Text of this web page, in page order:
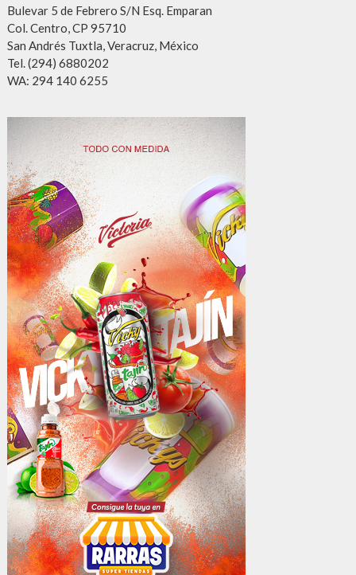
Bulevar 5 de Febrero S/N Esq. Emparan
Col. Centro, CP 95710
San Andrés Tuxtla, Veracruz, México
Tel. (294) 6880202
WA: 294 140 6255